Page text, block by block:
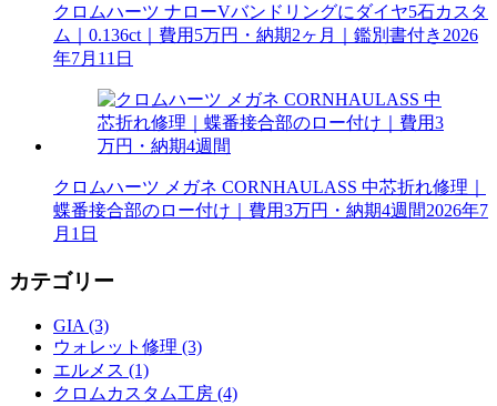
クロムハーツ ナローVバンドリングにダイヤ5石カスタ
ム｜0.136ct｜費用5万円・納期2ヶ月｜鑑別書付き 2026
年7月11日
クロムハーツ メガネ CORNHAULASS 中芯折れ修理｜
蝶番接合部のロー付け｜費用3万円・納期4週間2026年7
月1日
カテゴリー
GIA (3)
ウォレット修理 (3)
エルメス (1)
クロムカスタム工房 (4)